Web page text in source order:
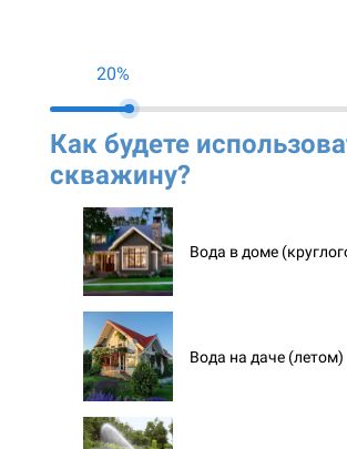
20%
Как будете
скважину?
Вода в доме
Вода на даче (летом)